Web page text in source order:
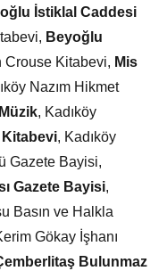
İstiklal Caddesi
Beyoğlu
Crouse Kitabevi, Mis
Nazım Hikmet
, Kadıköy
Kitabevi, Kadıköy
Gazete Bayisi,
Gazete Bayisi,
Basın ve Halkla
Gökay İşhanı
Bulunmaz